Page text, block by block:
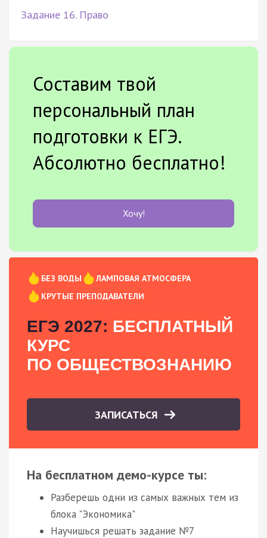
Задание 16. Право
Составим твой
персональный план
подготовки к ЕГЭ.
Абсолютно бесплатно!
Хочу!
БЕЗ ВОДЫ
ЛАМПОВАЯ АТМОСФЕРА
КРУТЫЕ ПРЕПОДАВАТЕЛИ
ЕГЭ 2027: БЕСПЛАТНЫЙ
КУРС
ПО ОБЩЕСТВОЗНАНИЮ
ЗАПИСАТЬСЯ
На бесплатном демо-курсе ты:
Разберешь одни из самых важных тем из
блока "Экономика"
Научишься решать задание №7